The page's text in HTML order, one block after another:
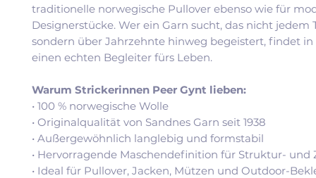
traditionelle norwegische Pullover ebenso wie für
Designerstücke. Wer ein Garn sucht, das nicht jedem
sondern über Jahrzehnte hinweg begeistert, findet in
einen echten Begleiter fürs Leben.
Warum Strickerinnen Peer Gynt lieben:
• 100 % norwegische Wolle
• Originalqualität von Sandnes Garn seit 1938
• Außergewöhnlich langlebig und formstabil
• Hervorragende Maschendefinition für Struktur- und
• Ideal für Pullover, Jacken, Mützen und Outdoor-